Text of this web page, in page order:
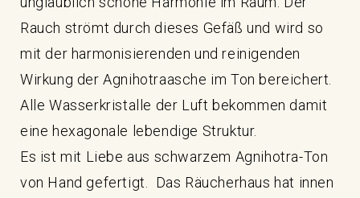
Rauch strömt durch dieses Gefäß und wird so
mit der harmonisierenden und reinigenden
Wirkung der Agnihotraasche im Ton bereichert.
Alle Wasserkristalle der Luft bekommen damit
eine hexagonale lebendige Struktur.
Es ist mit Liebe aus schwarzem Agnihotra-Ton
von Hand gefertigt. Das Räucherhaus hat innen